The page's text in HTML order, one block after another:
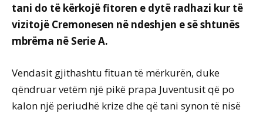
tani do të kërkojë fitoren e dytë radhazi kur të
vizitojë Cremonesen në ndeshjen e së shtunës
mbrëma në Serie A.
Vendasit gjithashtu fituan të mërkurën, duke
qëndruar vetëm një pikë prapa Juventusit që po
kalon një periudhë krize dhe që tani synon të nisë